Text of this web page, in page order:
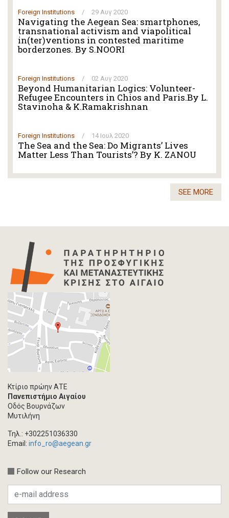
Foreign Institutions / 29 Αυγ 2020
Navigating the Aegean Sea: smartphones,
transnational activism and viapolitical
in(ter)ventions in contested maritime
borderzones. By S.NOORI
Foreign Institutions / 02 Αυγ 2020
Beyond Humanitarian Logics: Volunteer-
Refugee Encounters in Chios and Paris.By L.
Stavinoha & K.Ramakrishnan
Foreign Institutions / 14 Ιουλ 2020
The Sea and the Sea: Do Migrants’ Lives
Matter Less Than Tourists’? By K. ZANOU
SEE MORE
Κτίριο πρώην ΑΤΕ
Πανεπιστήμιο Αιγαίου
Οδός Βουρνάζων
Μυτιλήνη
Τηλ.: +302251036330
Email: info_ro@aegean.gr
Follow our Research